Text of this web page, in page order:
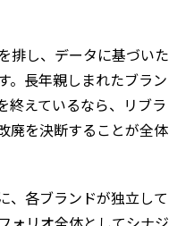
排し、データに基づいた
。長年親しまれたブラン
終えているなら、リブラ
廃を決断することが全体
、各ブランドが独立して